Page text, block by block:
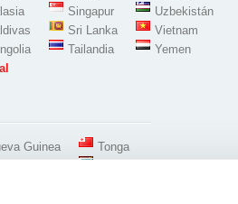
Singapur
Sri Lanka
Tailandia
Uzbekistán
Vietnam
Yemen
Guinea
Tonga